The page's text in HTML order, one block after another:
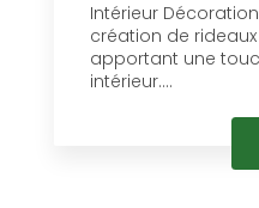
Intérieur
création de
apportant une
intérieur....